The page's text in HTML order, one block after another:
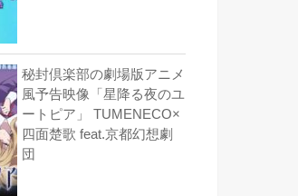
秘封倶楽部の劇場版アニメ
風予告映像「星降る夜のユ
ートピア」 TUMENECO×
四面楚歌 feat.京都幻想劇
団